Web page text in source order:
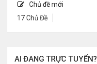
Chủ đề mới
17 Chủ Đề
AI ĐANG TRỰC TUYẾN?